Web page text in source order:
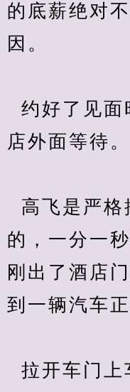
的底薪绝对
因。
店外面等待。
的，一分一
刚出了酒店
到一辆汽车